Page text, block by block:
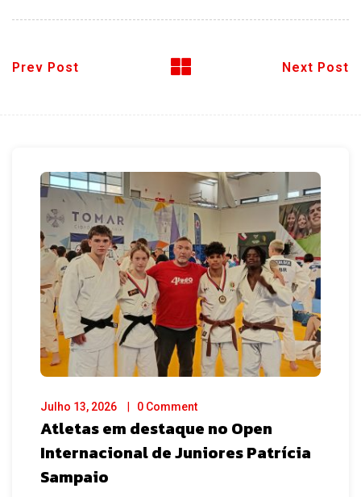
Prev Post Next Post
Julho 13, 2026 0 Comment
Atletas em destaque no Open
Internacional de Juniores Patrícia
Sampaio